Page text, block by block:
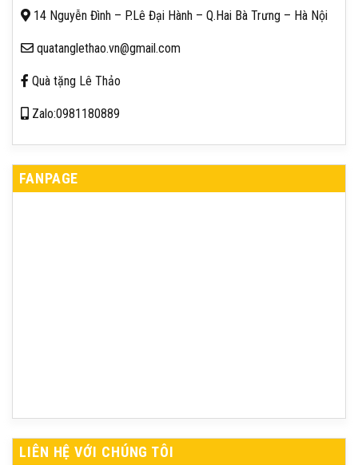
14 Nguyễn Đình – P.Lê Đại Hành – Q.Hai Bà Trưng – Hà Nội
quatanglethao.vn@gmail.com
Quà tặng Lê Thảo
Zalo:0981180889
FANPAGE
LIÊN HỆ VỚI CHÚNG TÔI